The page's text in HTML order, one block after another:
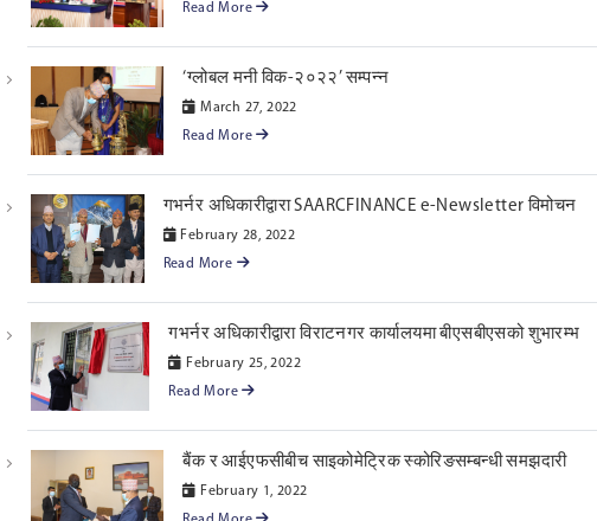
Read More
‘ग्लोबल मनी विक-२०२२’ सम्पन्न
March 27, 2022
Read More
गभर्नर अधिकारीद्वारा SAARCFINANCE e-Newsletter विमोचन
February 28, 2022
Read More
गभर्नर अधिकारीद्वारा विराटनगर कार्यालयमा बीएसबीएसको शुभारम्भ
February 25, 2022
Read More
बैंक र आईएफसीबीच साइकोमेट्रिक स्कोरिङसम्बन्धी समझदारी
February 1, 2022